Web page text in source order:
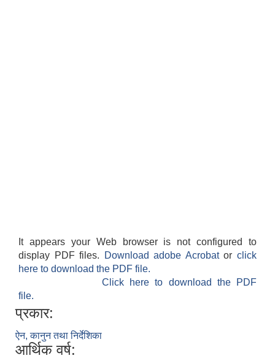
It appears your Web browser is not configured to
display PDF files.
Download adobe Acrobatorclick
here to download the PDF file.
Click here to download the PDF
file.
प्रकार:
ऐन, कानुन तथा निर्देशिका
आर्थिक वर्ष: